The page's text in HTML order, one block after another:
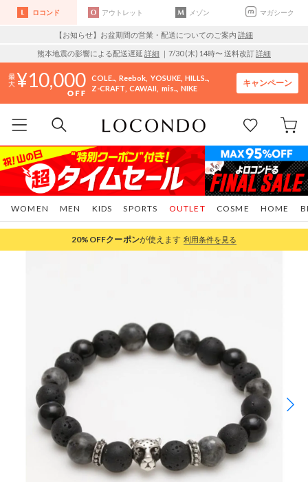
ロコンド アウトレット メゾン マガシーク
【お知らせ】お盆期間の営業・配送についてのご案内 詳細
熊本地震の影響による配送遅延 詳細 ｜7/30 (木) 14時〜 送料改訂詳細
10,000 COLE.. Reebok YOSUKE HILLS..
Z-CRAFT CAWAII mis.. NIKE
キャンペーン
WOMEN MEN KIDS SPORTS COSME HOME
OUTLET
20%OFFクーポンが使えます 利用条件を見る